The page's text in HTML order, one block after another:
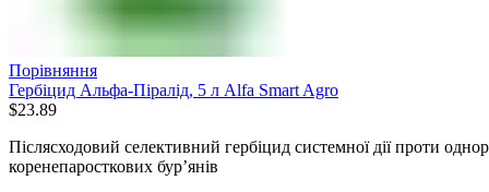
Порівняння
Гербіцид Альфа-Піралід, 5 л Alfa Smart Agro
$23.89
Післясходовий селективний гербіцид системної дії проти
коренепаросткових бур’янів